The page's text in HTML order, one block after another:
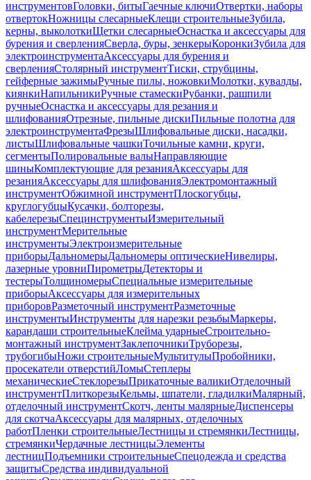
инструментовГоловки, битыГаечные ключиОтвертки, наборы
отвертокНожницы слесарныеКлещи строительныеЗубила,
керны, выколоткиЩетки слесарныеОснастка и аксессуары для
бурения и сверленияСверла, буры, зенкерыКоронкиЗубила для
электроинструментаАксессуары для бурения и
сверленияСтолярный инструментТиски, струбцины,
гейферные зажимыРучные пилы, ножовкиМолотки, кувалды,
киянкиНапильникиРучные стамескиРубанки, рашпили
ручныеОснастка и аксессуары для резания и
шлифованияОтрезные, пильные дискиПильные полотна для
электроинструментаФрезыШлифовальные диски, насадки,
листыШлифовальные чашкиТочильные камни, круги,
сегментыПолировальные валыНаправляющие
шиныКомплектующие для резанияАксессуары для
резанияАксессуары для шлифованияЭлектромонтажный
инструментОбжимной инструментПлоскогубцы,
круглогубцыКусачки, болторезы,
кабелерезыСпецинструментыИзмерительный
инструментМерительные
инструментыЭлектроизмерительные
приборыДальномерыДальномеры оптическиеНивелиры,
лазерные уровниПирометрыДетекторы и
тестерыТолщиномерыСпециальные измерительные
приборыАксессуары для измерительных
приборовРазметочный инструментРазметочные
инструментыИнструменты для нарезки резьбыМаркеры,
карандаши строительныеКлейма ударныеСтроительно-
монтажный инструментЗаклепочникиТруборезы,
трубогибыНожи строительныеМультитулыПробойники,
просекатели отверстийЛомыСтеплеры
механическиеСтеклорезыПрикаточные валикиОтделочный
инструментПлиткорезыКельмы, шпатели, гладилкиМалярный,
отделочный инструментСкотч, ленты малярныеДиспенсеры
для скотчаАксессуары для малярных, отделочных
работПленки строительныеЛестницы и стремянкиЛестницы,
стремянкиЧердачные лестницыЭлементы
лестницПодъемники строительныеСпецодежда и средства
защитыСредства индивидуальной